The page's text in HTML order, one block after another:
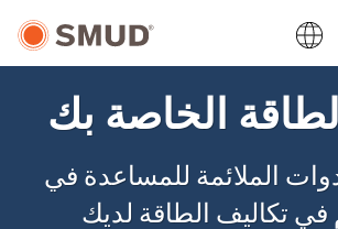
إلى
الخاصة بك
الملائمة للمساعدة في